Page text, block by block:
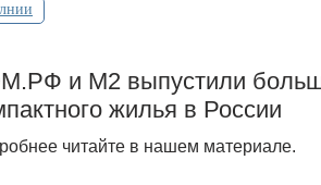
и М2 выпустили
жилья в России
читайте в нашем материале.